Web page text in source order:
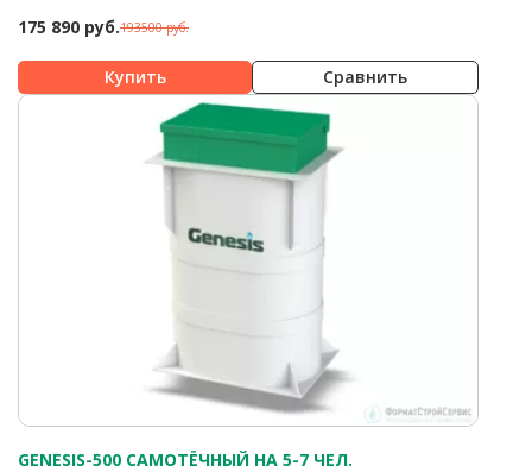
175 890 руб.193500 руб.
Сравнить
GENESIS-500 САМОТЁЧНЫЙ НА 5-7 ЧЕЛ.